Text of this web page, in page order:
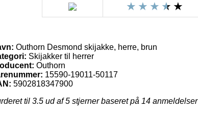
Outhorn Desmond skijakke, herre, brun
Skijakker til herrer
Outhorn
15590-19011-50117
5902818347900
til 3.5 ud af 5 stjerner baseret på 14 anmeldelser